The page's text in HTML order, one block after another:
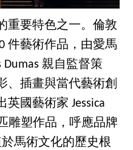
重要特色之一。倫敦
件藝術作品，由愛馬
Dumas 親自監督策
、插畫與當代藝術創
國藝術家 Jessica
雕塑作品，呼應品牌
馬術文化的歷史根